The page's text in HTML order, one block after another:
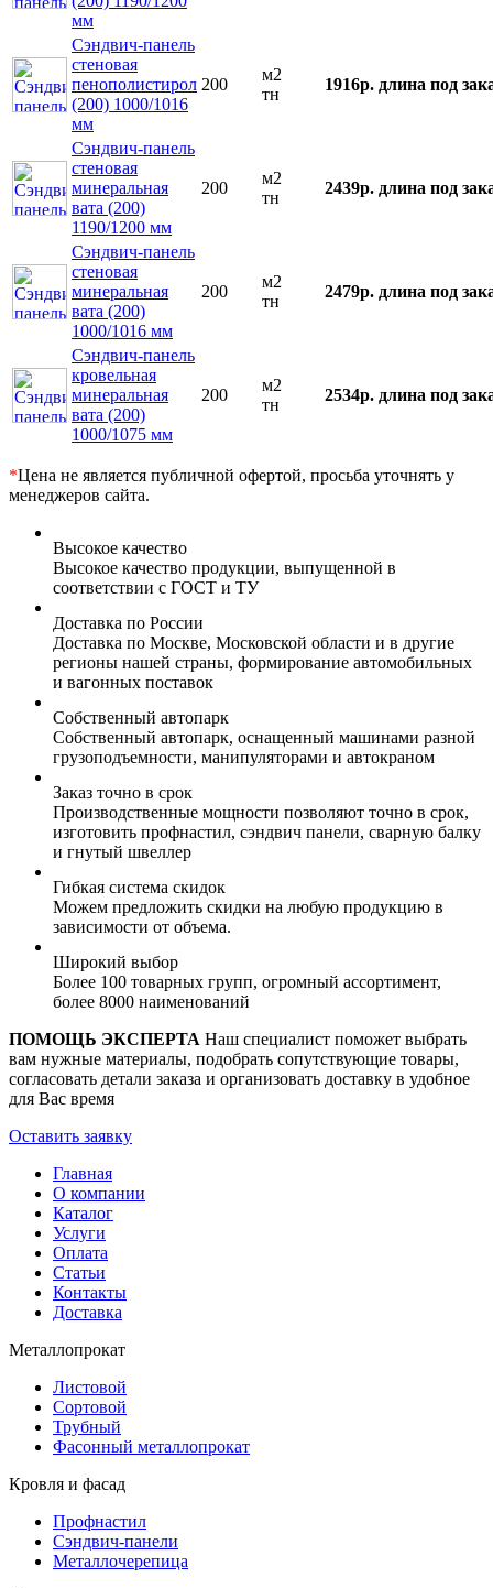
мм
Сэндвич-панель
стеновая
пенополистирол
(200) 1000/1016
мм
200
м2
тн
1916р. длина под
Сэндвич-панель
стеновая
минеральная
вата (200)
1190/1200 мм
200
м2
тн
2439р. длина под
Сэндвич-панель
стеновая
минеральная
вата (200)
1000/1016 мм
200
м2
тн
2479р. длина под
Сэндвич-панель
кровельная
минеральная
вата (200)
1000/1075 мм
200
м2
тн
2534р. длина под
*Цена не является публичной офертой, просьба уточнять у
менеджеров сайта.
Высокое качество
Высокое качество продукции, выпущенной в
соответствии с ГОСТ и ТУ
Доставка по России
Доставка по Москве, Московской области и в другие
регионы нашей страны, формирование автомобильных
и вагонных поставок
Собственный автопарк
Собственный автопарк, оснащенный машинами разной
грузоподъемности, манипуляторами и автокраном
Заказ точно в срок
Производственные мощности позволяют точно в срок,
изготовить профнастил, сэндвич панели, сварную балку
и гнутый швеллер
Гибкая система скидок
Можем предложить скидки на любую продукцию в
зависимости от объема.
Широкий выбор
Более 100 товарных групп, огромный ассортимент,
более 8000 наименований
ПОМОЩЬ ЭКСПЕРТА Наш специалист поможет выбрать
вам нужные материалы, подобрать сопутствующие товары,
согласовать детали заказа и организовать доставку в удобное
для Вас время
Оставить заявку
Главная
О компании
Каталог
Услуги
Оплата
Статьи
Контакты
Доставка
Металлопрокат
Листовой
Сортовой
Трубный
Фасонный металлопрокат
Кровля и фасад
Профнастил
Сэндвич-панели
Металлочерепица